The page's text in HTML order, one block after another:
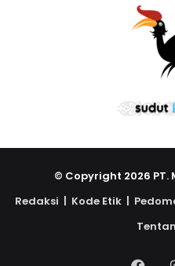
© Copyright 2026
Redaksi | Kode Etik |